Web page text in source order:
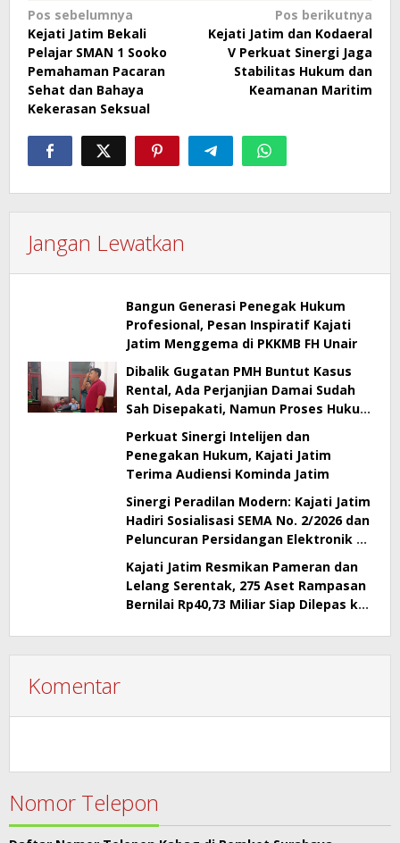
Navigasi
pos
Pos sebelumnya
Kejati Jatim Bekali
Pelajar SMAN 1 Sooko
Pemahaman Pacaran
Sehat dan Bahaya
Kekerasan Seksual
Pos berikutnya
Kejati Jatim dan Kodaeral
V Perkuat Sinergi Jaga
Stabilitas Hukum dan
Keamanan Maritim
Jangan Lewatkan
Bangun Generasi Penegak Hukum
Profesional, Pesan Inspiratif Kajati
Jatim Menggema di PKKMB FH Unair
Dibalik Gugatan PMH Buntut Kasus
Rental, Ada Perjanjian Damai Sudah
Sah Disepakati, Namun Proses Hukum
Perkuat Sinergi Intelijen dan
Penegakan Hukum, Kajati Jatim
Terima Audiensi Kominda Jatim
Sinergi Peradilan Modern: Kajati Jatim
Hadiri Sosialisasi SEMA No. 2/2026 dan
Peluncuran Persidangan Elektronik di
Kajati Jatim Resmikan Pameran dan
Lelang Serentak, 275 Aset Rampasan
Bernilai Rp40,73 Miliar Siap Dilepas ke
Komentar
Nomor Telepon